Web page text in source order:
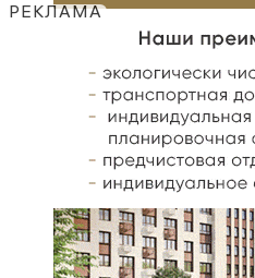
РЕКЛАМА